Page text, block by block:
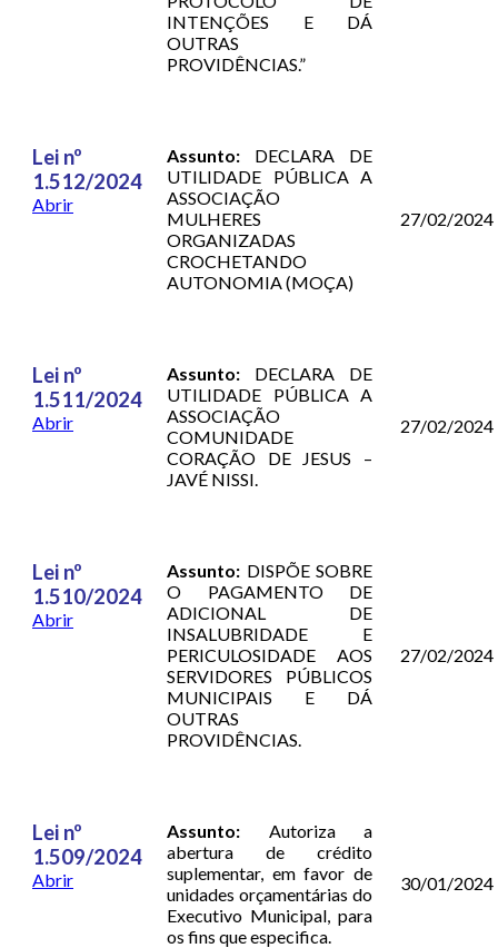
INTENÇÕES E DÁ
OUTRAS
PROVIDÊNCIAS.”
Lei nº
1.512/2024
Abrir
Assunto: DECLARA DE
UTILIDADE PÚBLICA A
ASSOCIAÇÃO
MULHERES
ORGANIZADAS
CROCHETANDO
AUTONOMIA (MOÇA)
27/02/2024
Lei nº
1.511/2024
Abrir
Assunto: DECLARA DE
UTILIDADE PÚBLICA A
ASSOCIAÇÃO
COMUNIDADE
CORAÇÃO DE JESUS –
JAVÉ NISSI.
27/02/2024
Lei nº
1.510/2024
Abrir
Assunto: DISPÕE SOBRE
O PAGAMENTO DE
ADICIONAL DE
INSALUBRIDADE E
PERICULOSIDADE AOS
SERVIDORES PÚBLICOS
MUNICIPAIS E DÁ
OUTRAS
PROVIDÊNCIAS.
27/02/2024
Lei nº
1.509/2024
Abrir
Assunto: Autoriza a
abertura de crédito
suplementar, em favor de
unidades orçamentárias do
Executivo Municipal, para
os fins que especifica.
30/01/2024